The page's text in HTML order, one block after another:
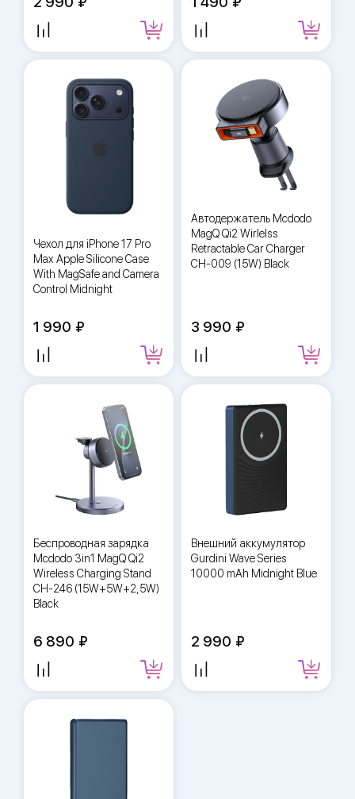
Чехол для iPhone 17 Pro
Max Apple Silicone Case
With MagSafe and Camera
Control Midnight
1 990
Автодержатель Mcdodo
MagQ Qi2 Wirlelss
Retractable Car Charger
CH-009 (15W) Black
3 990
Беспроводная зарядка
Mcdodo 3in1 MagQ Qi2
Wireless Charging Stand
CH-246 (15W+5W+2,5W)
Black
6 890
Внешний аккумулятор
Gurdini Wave Series
10000 mAh Midnight Blue
2 990